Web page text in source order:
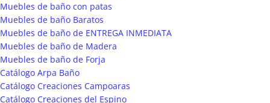
Muebles de baño con patas
Muebles de baño Baratos
Muebles de baño de ENTREGA INMEDIATA
Muebles de baño de Madera
Muebles de baño de Forja
Catálogo Arpa Baño
Catálogo Creaciones Campoaras
Catálogo Creaciones del Espino